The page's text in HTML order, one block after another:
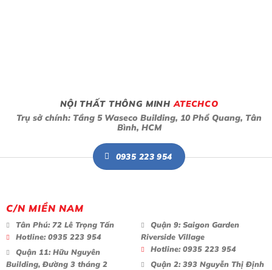
NỘI THẤT THÔNG MINHATECHCO
Trụ sở chính: Tầng 5 Waseco Building, 10 Phổ Quang, Tân
Bình, HCM
0935 223 954
C/N MIỀN NAM
Tân Phú:72 Lê Trọng Tấn
Hotline:0935 223 954
Quận 11:Hữu Nguyên
Building, Đường 3 tháng 2
Quận 9:Saigon Garden
Riverside Village
Hotline:0935 223 954
Quận 2:393 Nguyễn Thị Định